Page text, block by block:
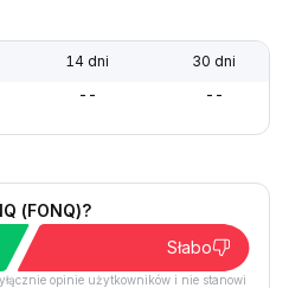
14 dni 30 dni
-- --
(FONQ)?
Słabo
opinie użytkowników i nie stanowi